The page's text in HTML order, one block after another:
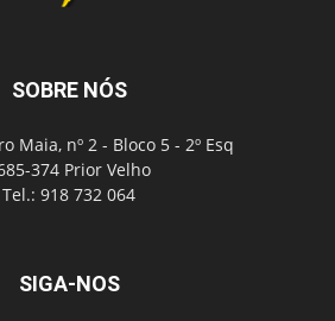
SOBRE NÓS
Maia, nº 2 - Bloco 5 - 2º Esq
374 Prior Velho
Tel.: 918 732 064
SIGA-NOS